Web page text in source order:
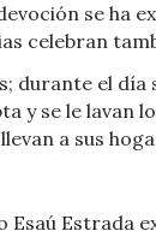
se ha
celebran
durante el día
y se le lavan
a sus
Esaú Estrada